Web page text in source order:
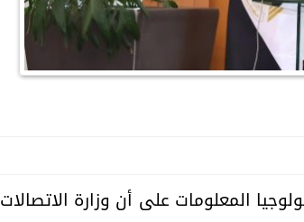
المعلومات على أن وزارة الاتصالات